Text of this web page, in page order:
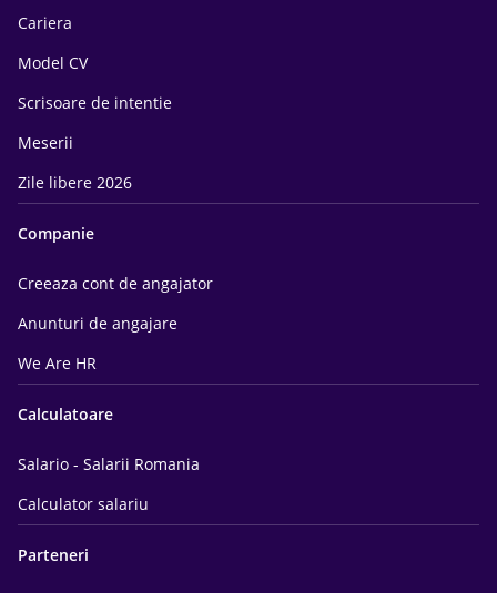
Cariera
Model CV
Scrisoare de intentie
Meserii
Zile libere 2026
Companie
Creeaza cont de angajator
Anunturi de angajare
We Are HR
Calculatoare
Salario - Salarii Romania
Calculator salariu
Parteneri